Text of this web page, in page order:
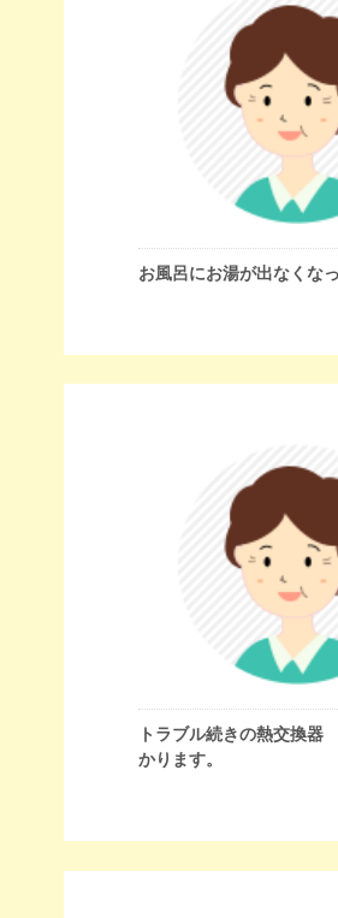
お風呂にお湯が出なくな
トラブル続きの熱交換器
かります。